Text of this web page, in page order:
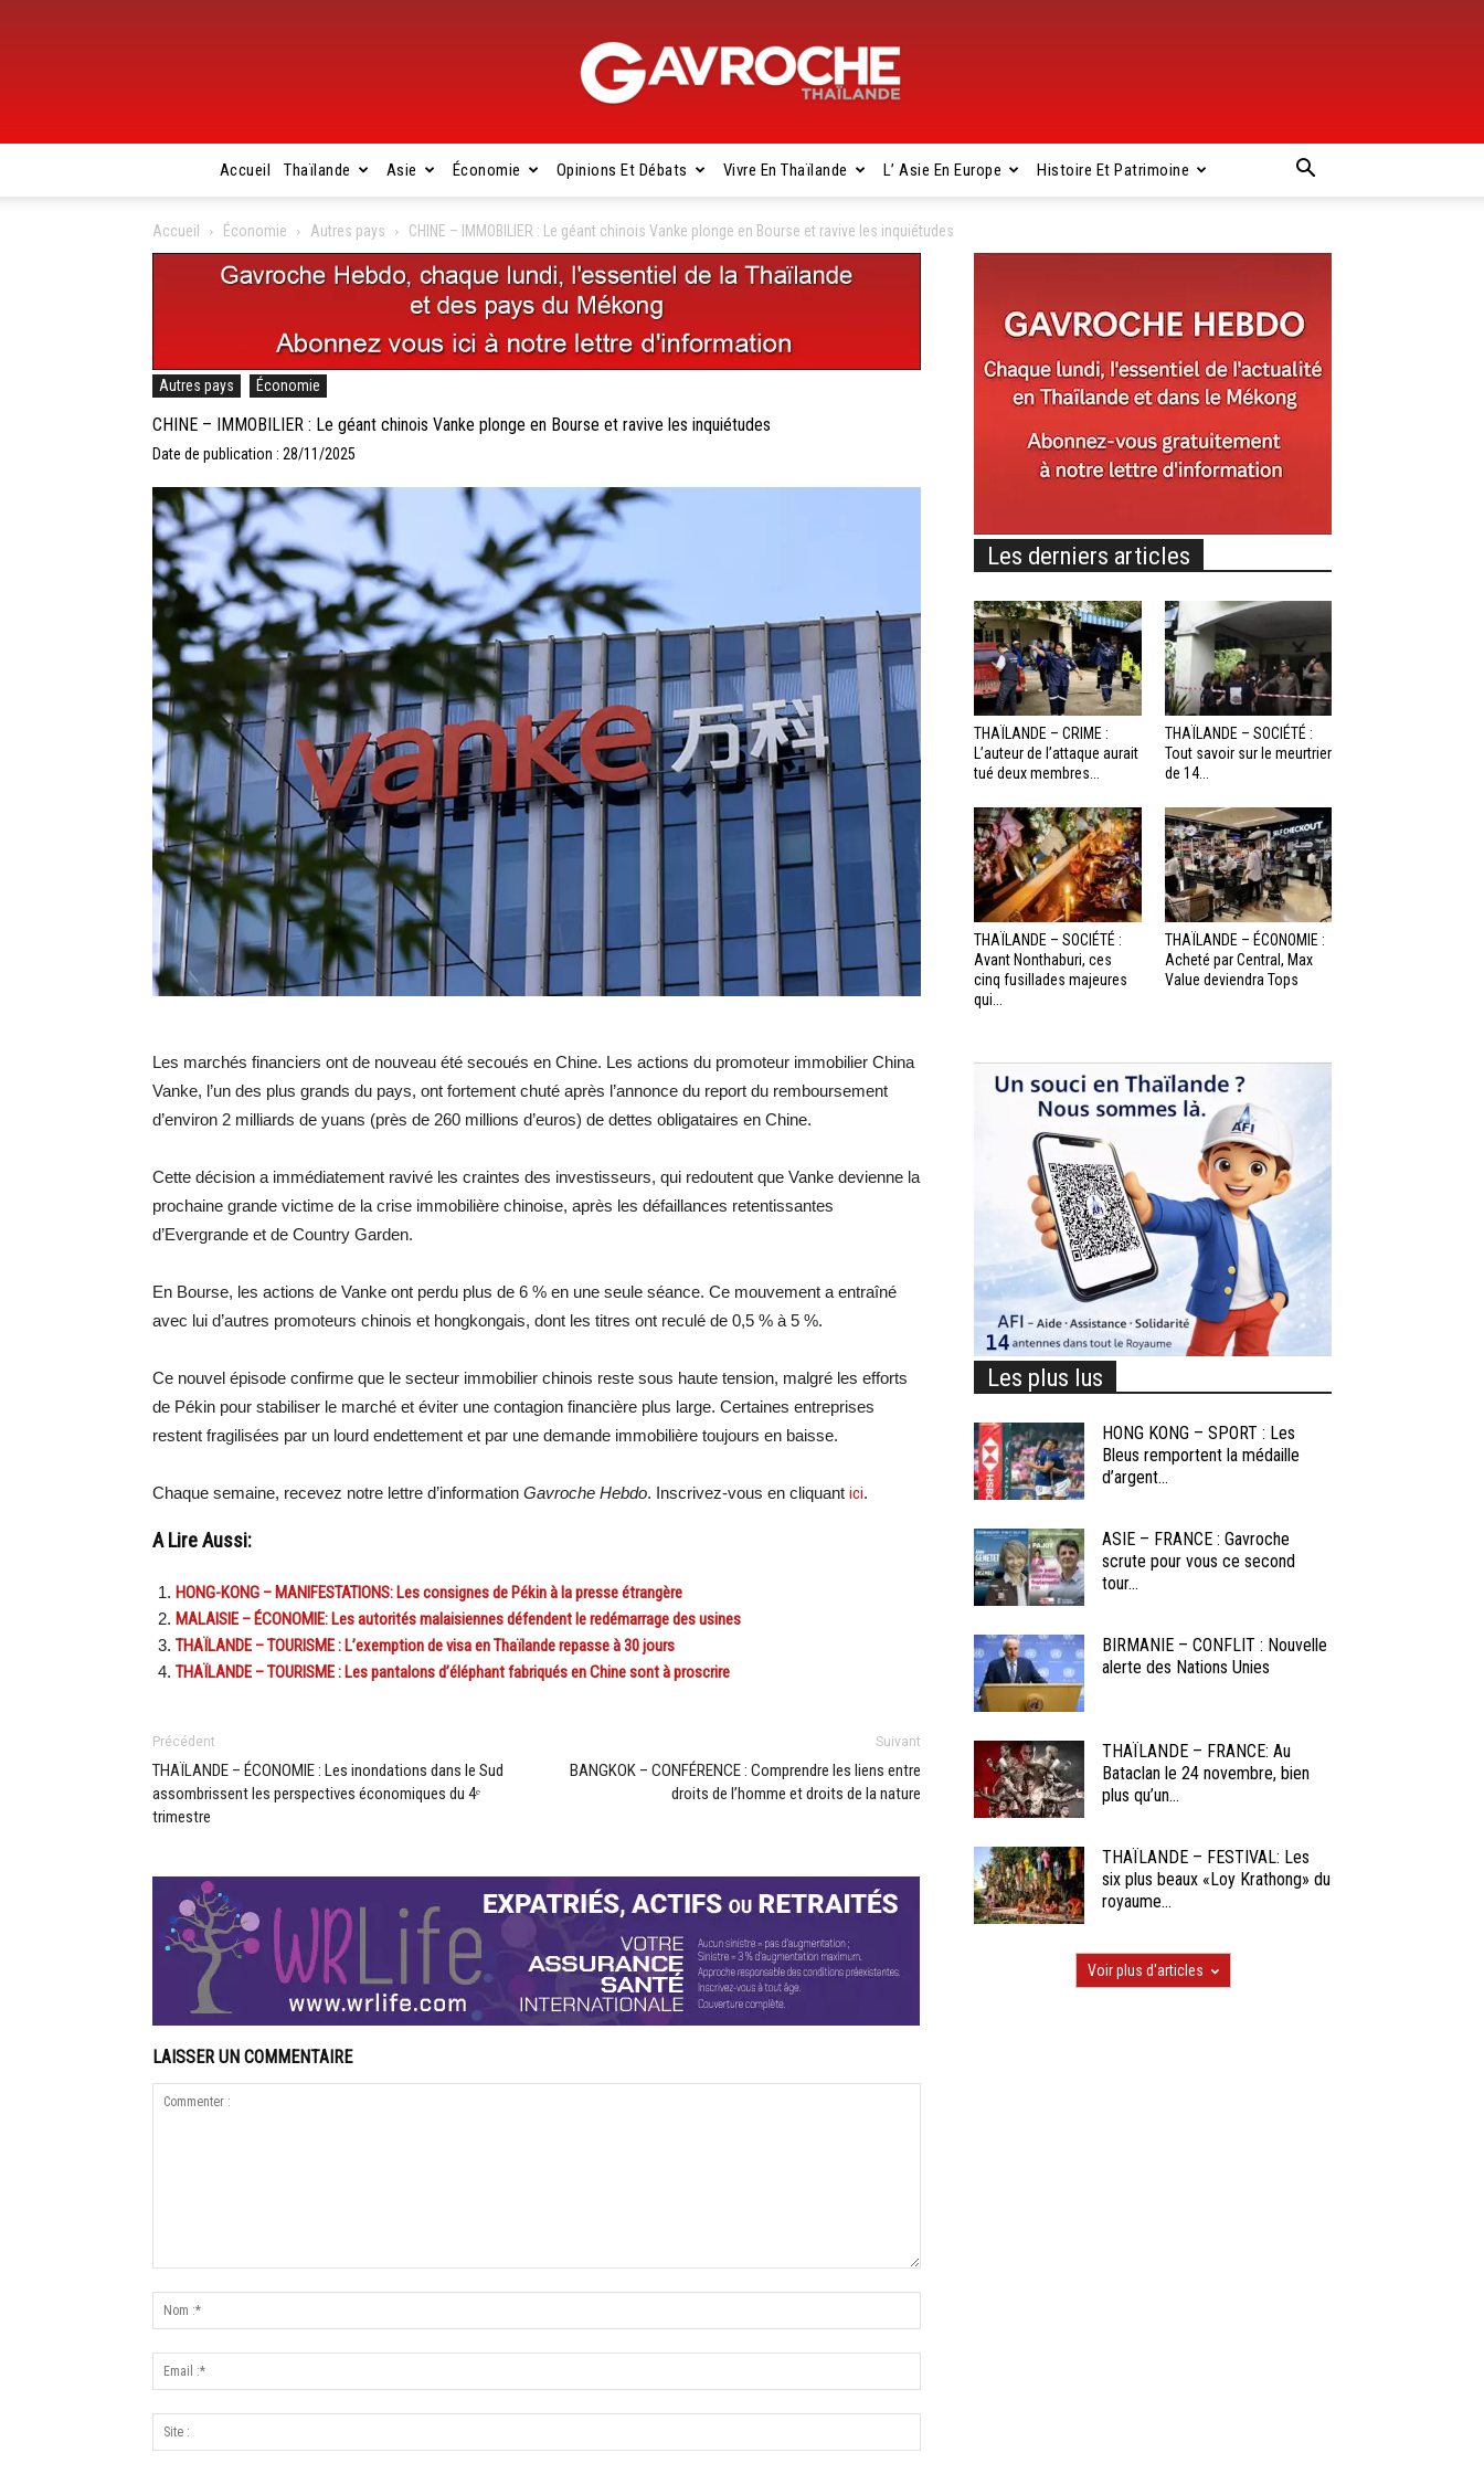
Gavroche
Accueil Thaïlande Asie Économie Opinions Et Débats Vivre En Thaïlande L’ Asie En Europe Histoire Et Patrimoine
Accueil Économie Autres pays CHINE – IMMOBILIER : Le géant chinois Vanke plonge en Bourse et ravive les inquiétudes
Autres pays Économie
CHINE – IMMOBILIER : Le géant chinois Vanke plonge en Bourse et ravive les inquiétudes
Date de publication : 28/11/2025
Les marchés financiers ont de nouveau été secoués en Chine. Les actions du promoteur immobilier China
Vanke, l’un des plus grands du pays, ont fortement chuté après l’annonce du report du remboursement
d’environ 2 milliards de yuans (près de 260 millions d’euros) de dettes obligataires en Chine.
Cette décision a immédiatement ravivé les craintes des investisseurs, qui redoutent que Vanke devienne la
prochaine grande victime de la crise immobilière chinoise, après les défaillances retentissantes
d’Evergrande et de Country Garden.
En Bourse, les actions de Vanke ont perdu plus de 6 % en une seule séance. Ce mouvement a entraîné
avec lui d’autres promoteurs chinois et hongkongais, dont les titres ont reculé de 0,5 % à 5 %.
Ce nouvel épisode confirme que le secteur immobilier chinois reste sous haute tension, malgré les efforts
de Pékin pour stabiliser le marché et éviter une contagion financière plus large. Certaines entreprises
restent fragilisées par un lourd endettement et par une demande immobilière toujours en baisse.
Chaque semaine, recevez notre lettre d’information Gavroche Hebdo. Inscrivez-vous en cliquant ici.
A Lire Aussi:
HONG-KONG – MANIFESTATIONS: Les consignes de Pékin à la presse étrangère
MALAISIE – ÉCONOMIE: Les autorités malaisiennes défendent le redémarrage des usines
THAÏLANDE – TOURISME : L’exemption de visa en Thaïlande repasse à 30 jours
THAÏLANDE – TOURISME : Les pantalons d’éléphant fabriqués en Chine sont à proscrire
Précédent
THAÏLANDE – ÉCONOMIE : Les inondations dans le Sud
assombrissent les perspectives économiques du 4ᵉ
trimestre
Suivant
BANGKOK – CONFÉRENCE : Comprendre les liens entre
droits de l’homme et droits de la nature
LAISSER UN COMMENTAIRE
Les derniers articles
THAÏLANDE – CRIME :
L’auteur de l’attaque aurait
tué deux membres...
THAÏLANDE – SOCIÉTÉ :
Tout savoir sur le meurtrier
de 14...
THAÏLANDE – SOCIÉTÉ :
Avant Nonthaburi, ces
cinq fusillades majeures
qui...
THAÏLANDE – ÉCONOMIE :
Acheté par Central, Max
Value deviendra Tops
Les plus lus
HONG KONG – SPORT : Les
Bleus remportent la médaille
d’argent...
ASIE – FRANCE : Gavroche
scrute pour vous ce second
tour...
BIRMANIE – CONFLIT : Nouvelle
alerte des Nations Unies
THAÏLANDE – FRANCE: Au
Bataclan le 24 novembre, bien
plus qu’un...
THAÏLANDE – FESTIVAL: Les
six plus beaux «Loy Krathong» du
royaume...
Voir plus d'articles